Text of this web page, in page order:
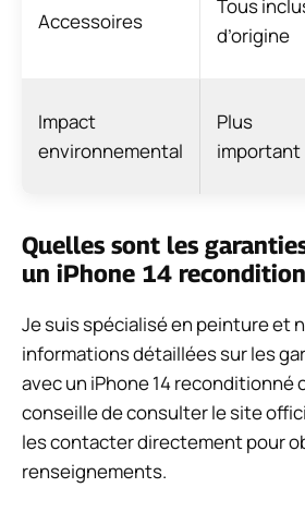
Accessoires
Tous
d’origine
Impact
environnemental
Plus
important
Quelles sont les
un iPhone 14
Je suis spécialisé en peinture et
informations détaillées sur les
avec un iPhone 14 reconditionné
conseille de consulter le site
les contacter directement pour
renseignements.